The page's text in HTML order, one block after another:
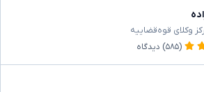
وکلای قوه‌قضاییه
(۵۸۵) دیدگاه